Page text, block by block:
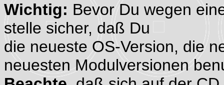
Wichtig: Bevor Du wegen
stelle sicher, daß Du
die neueste OS-Version, die
neuesten Modulversionen